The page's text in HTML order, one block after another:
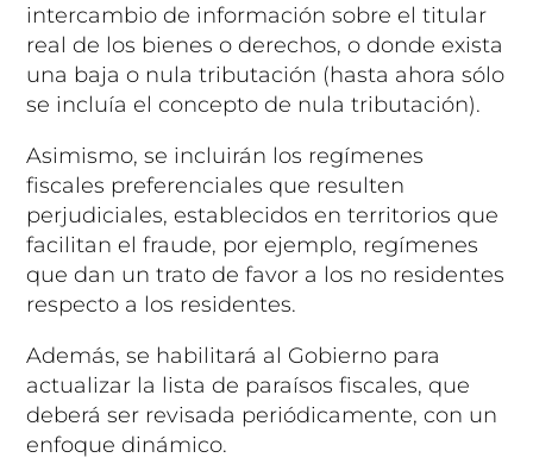
intercambio de información sobre el titular
real de los bienes o derechos, o donde exista
una baja o nula tributación (hasta ahora sólo
se incluía el concepto de nula tributación).
Asimismo, se incluirán los regímenes
fiscales preferenciales que resulten
perjudiciales, establecidos en territorios que
facilitan el fraude, por ejemplo, regímenes
que dan un trato de favor a los no residentes
respecto a los residentes.
Además, se habilitará al Gobierno para
actualizar la lista de paraísos fiscales, que
deberá ser revisada periódicamente, con un
enfoque dinámico.